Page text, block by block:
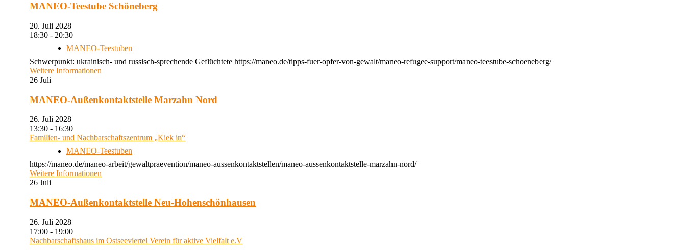
MANEO-Teestube Schöneberg
20. Juli 2028
18:30 - 20:30
MANEO-Teestuben
Schwerpunkt: ukrainisch- und russisch-sprechende Geflüchtete https://maneo.de/tipps-fuer-opfer-von-gewalt/maneo-refugee-support/maneo-teestube-schoeneberg/
Weitere Informationen
26 Juli
MANEO-Außenkontaktstelle Marzahn Nord
26. Juli 2028
13:30 - 16:30
Familien- und Nachbarschaftszentrum „Kiek in“
MANEO-Teestuben
https://maneo.de/maneo-arbeit/gewaltpraevention/maneo-aussenkontaktstellen/maneo-aussenkontaktstelle-marzahn-nord/
Weitere Informationen
26 Juli
MANEO-Außenkontaktstelle Neu-Hohenschönhausen
26. Juli 2028
17:00 - 19:00
Nachbarschaftshaus im Ostseeviertel Verein für aktive Vielfalt e.V